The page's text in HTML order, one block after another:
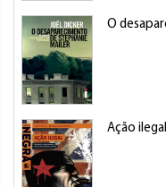
O
Ação ilegal